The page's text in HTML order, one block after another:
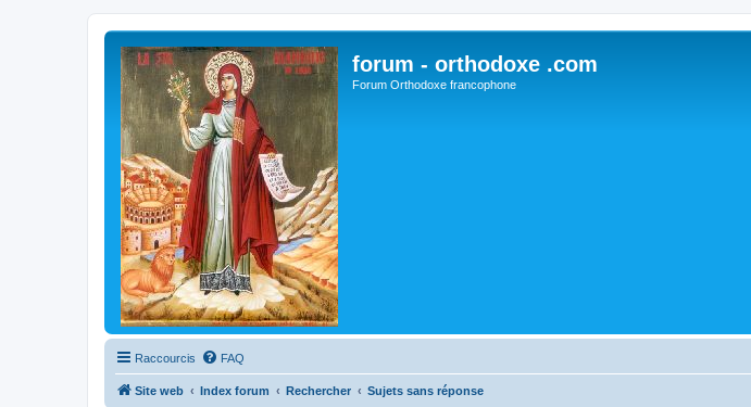
forum - orthodoxe .com
Forum Orthodoxe francophone
Raccourcis FAQ
Site web Index forum Rechercher Sujets sans réponse